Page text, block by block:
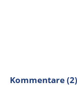
Kommentare (2)